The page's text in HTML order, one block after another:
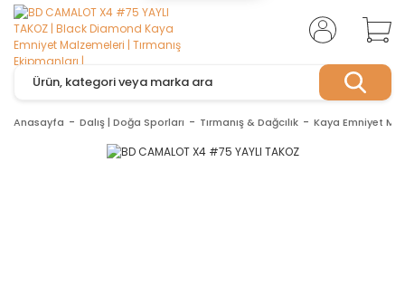
Anasayfa Dalış | Doğa Sporları Tırmanış & Dağcılık Kaya Emniyet